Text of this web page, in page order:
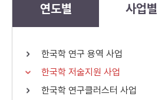
검색 연산자 사용안내
연산자
연도별 사업별
한국학 연구 용역 사업
한국학 저술지원 사업
한국학 연구클러스터 사업